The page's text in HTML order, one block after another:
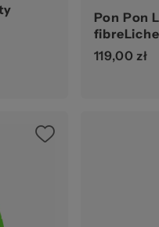
Pon Pon
119,00 zł